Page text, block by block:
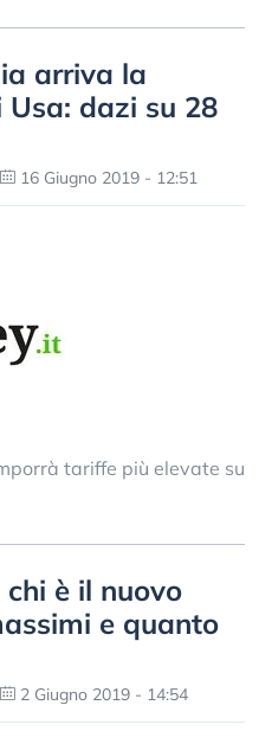
arriva la
dazi su 28
16 Giugno 2019 - 12:51
tariffe più elevate su
chi è il nuovo
e quanto
2 Giugno 2019 - 14:54